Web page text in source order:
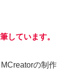
しています。
の制作